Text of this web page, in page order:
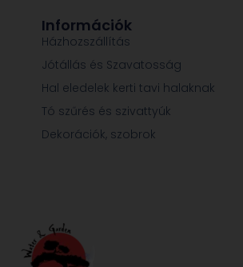
Információk
Házhozszállítás
Jótállás és Szavatosság
Hal eledelek kerti tavi halaknak
Tó szűrés és szivattyúk
Dekorációk, szobrok